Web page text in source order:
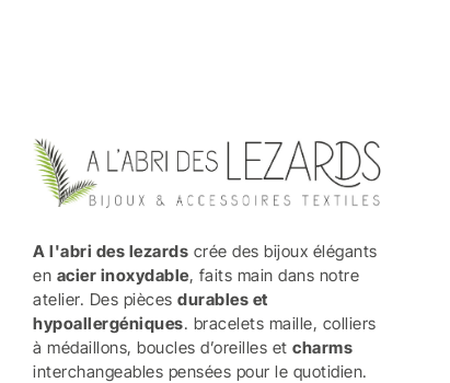
A l'abri des lezards crée des bijoux élégants
en acier inoxydable, faits main dans notre
atelier. Des pièces durables et
hypoallergéniques. bracelets maille, colliers
à médaillons, boucles d’oreilles et charms
interchangeables pensées pour le quotidien.